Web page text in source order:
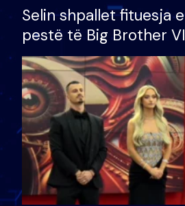
Selin shpallet fituesja
pestë të Big Brother
çmimin e madh prej